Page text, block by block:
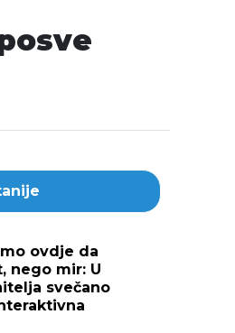
ovdje da
nego mir: U
svečano